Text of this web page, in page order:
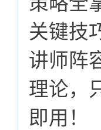
关键技
讲师阵
理论，
即用！